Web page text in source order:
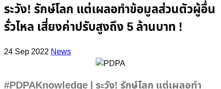
ระวัง! รักษ์โลก แต่เผลอทำข้อมูลส่วนตัวผู้อื่น
รั่วไหล เสี่ยงค่าปรับสูงถึง 5 ล้านบาท !
24 Sep 2022News
#PDPAKnowledge | ระวัง! รักษ์โลก แต่เผลอทำ